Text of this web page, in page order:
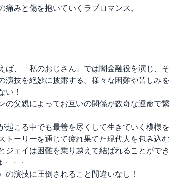
みと傷を抱いていくラブロマンス。
ば、「私のおじさん」では闇金融役を演じ、そ
演技を絶妙に披露する。様々な困難や苦しみを
い！
父親によってお互いの関係が数奇な運命で繋
起こる中でも最善を尽くして生きていく模様を
トーリーを通じて疲れ果てた現代人を包み込む
ジェイは困難を乗り越えて結ばれることができ
・・
演技に圧倒されること間違いなし！